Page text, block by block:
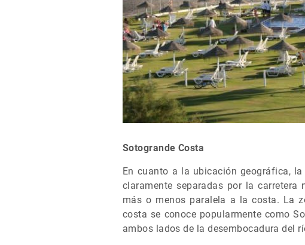
Sotogrande Costa
En cuanto a la ubicación geográfica,
claramente separadas por la carretera
más o menos paralela a la costa. La
costa se conoce popularmente como
ambos lados de la desembocadura del